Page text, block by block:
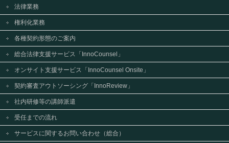
法律業務
権利化業務
各種契約形態のご案内
総合法律支援サービス「InnoCounsel」
オンサイト支援サービス「InnoCounsel Onsite」
契約審査アウトソーシング「InnoReview」
社内研修等の講師派遣
受任までの流れ
サービスに関するお問い合わせ（総合）